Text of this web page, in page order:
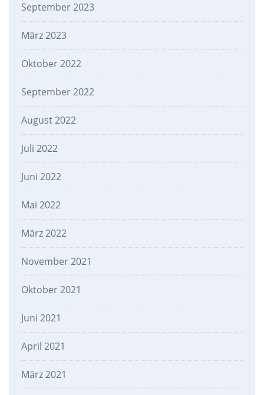
September 2023
März 2023
Oktober 2022
September 2022
August 2022
Juli 2022
Juni 2022
Mai 2022
März 2022
November 2021
Oktober 2021
Juni 2021
April 2021
März 2021